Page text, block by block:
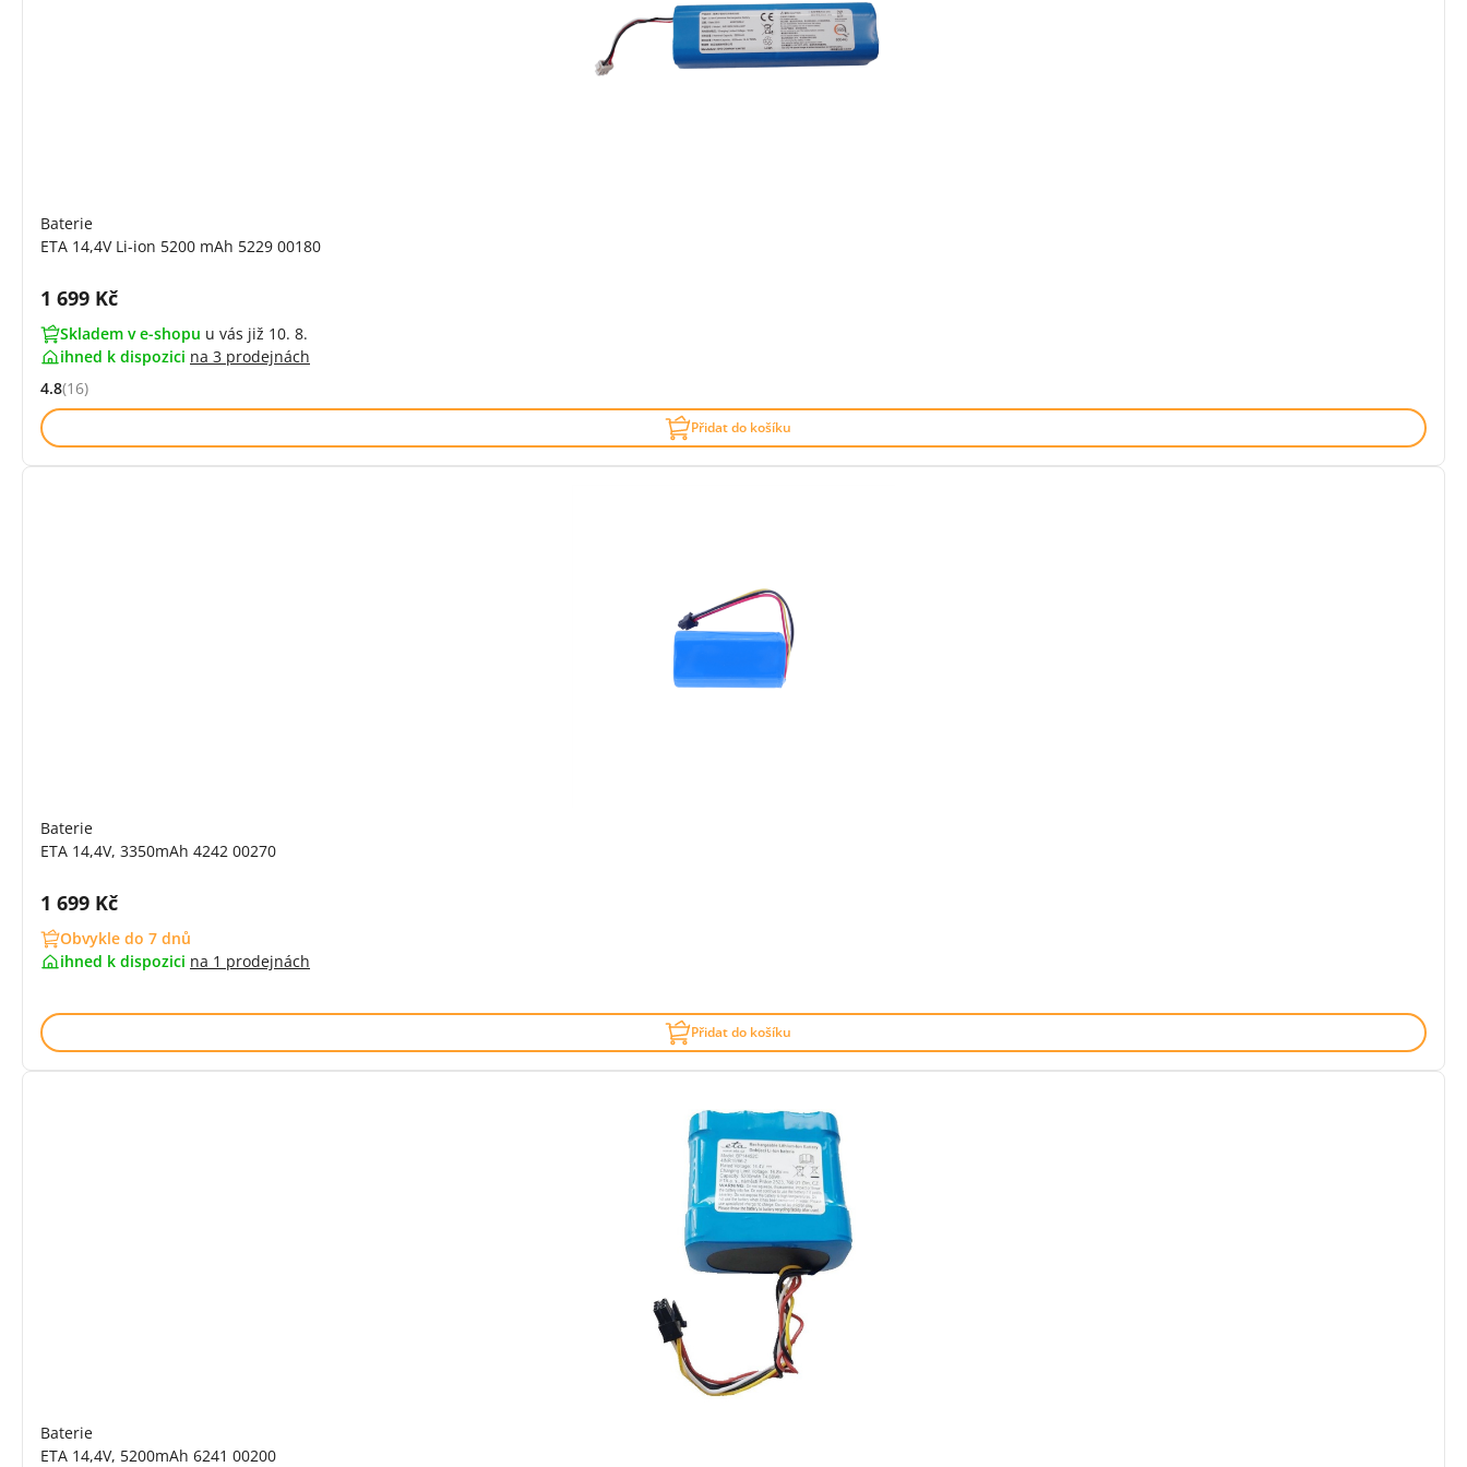
Baterie
ETA 14,4V Li-ion 5200 mAh 5229 00180
Cena s DPH:
1 699 Kč
Skladem v e-shopu u vás již 10. 8.
ihned k dispozici na 3 prodejnách
Hodnocení: 4.8 z 5 (16 recenzí)
4.8(16)
Přidat do košíku
Baterie
ETA 14,4V, 3350mAh 4242 00270
Cena s DPH:
1 699 Kč
Obvykle do 7 dnů
ihned k dispozici na 1 prodejnách
Přidat do košíku
Baterie
ETA 14,4V, 5200mAh 6241 00200